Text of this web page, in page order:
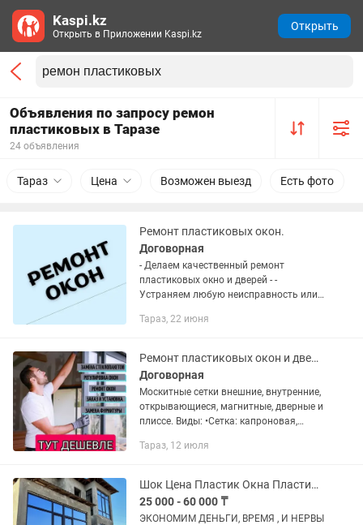
Объявления по запросу ремон
пластиковых в Таразе
24 объявления
Тараз Цена Возможен выезд Есть фото
Ремонт пластиковых окон.
Договорная
- Делаем качественный ремонт
пластиковых окно и дверей - -
Устраняем любую неисправность или
Тараз, 22 июня
Ремонт пластиковых окон и дверей
Договорная
Москитные сетки внешние, внутренние,
открывающиеся, магнитные, дверные и
плиссе. Виды: •Сетка: капроновая,
пластик; Внешние и внутренние,
Тараз, 12 июля
Шок Цена Пластик Окна Пластиковые Двери Витражи Балконы ПВХ Ремонт Окон
25 000 - 60 000 ₸
ЭКОНОМИМ ДЕНЬГИ, ВРЕМЯ , И НЕРВЫ
Kaspi.kz
Открыть в Приложении Kaspi.kz
Открыть